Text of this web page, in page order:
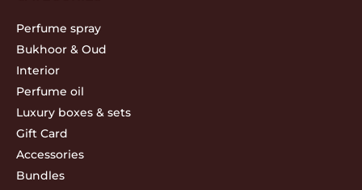
Perfume spray
Bukhoor & Oud
Interior
Perfume oil
Luxury boxes & sets
Gift Card
Accessories
Bundles